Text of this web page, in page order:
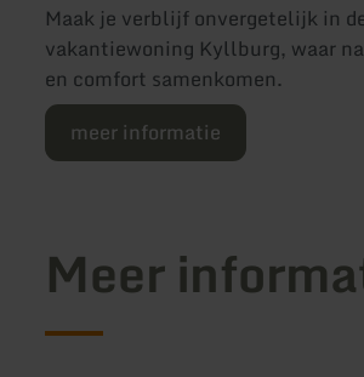
Maak je verblijf onvergetelijk in
vakantiewoning Kyllburg, waar
en comfort samenkomen.
meer informatie
Meer